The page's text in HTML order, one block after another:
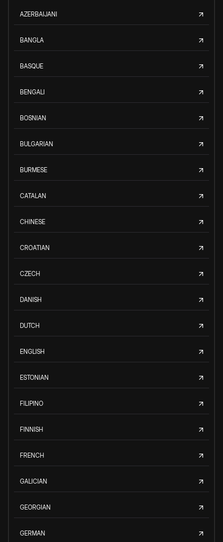
AZERBAIJANI
BANGLA
BASQUE
BENGALI
BOSNIAN
BULGARIAN
BURMESE
CATALAN
CHINESE
CROATIAN
CZECH
DANISH
DUTCH
ENGLISH
ESTONIAN
FILIPINO
FINNISH
FRENCH
GALICIAN
GEORGIAN
GERMAN